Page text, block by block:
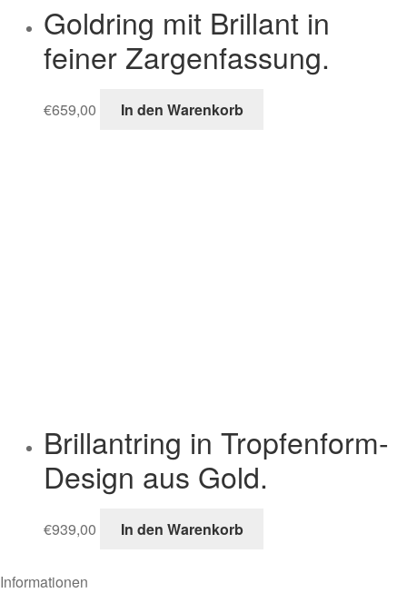
Goldring mit Brillant in
feiner Zargenfassung.
€659,00 In den Warenkorb
Brillantring in Tropfenform-
Design aus Gold.
€939,00 In den Warenkorb
Informationen